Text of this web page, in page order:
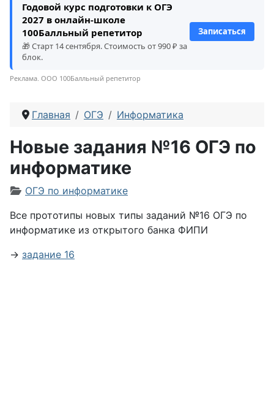
Годовой курс подготовки к ОГЭ
2027 в онлайн-школе
100Балльный репетитор
🎁 Старт 14 сентября. Стоимость от 990 ₽ за
блок.
Записаться
Реклама. ООО 100Балльный репетитор
Главная ОГЭ Информатика
Новые задания №16 ОГЭ по
информатике
Информация о материале
ОГЭ по информатике
Все прототипы новых типы заданий №16 ОГЭ по
информатике из открытого банка ФИПИ
→ задание 16